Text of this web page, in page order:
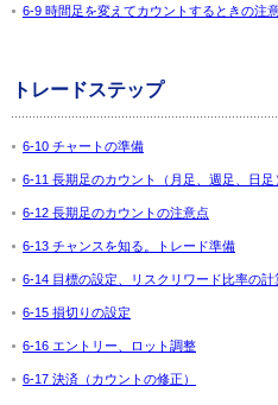
6-9 時間足を変えてカウントするときの注
トレードステップ
6-10 チャートの準備
6-11 長期足のカウント（月足、週足、日足
6-12 長期足のカウントの注意点
6-13 チャンスを知る。トレード準備
6-14 目標の設定、リスクリワード比率の計
6-15 損切りの設定
6-16 エントリー、ロット調整
6-17 決済（カウントの修正）